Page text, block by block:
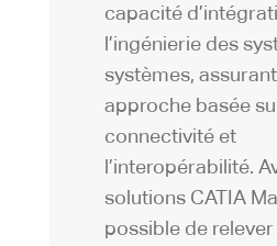
capacité
l’ingénierie des
systèmes,
approche basée
connectivité et
l’interopérabilité.
solutions CATIA
possible de